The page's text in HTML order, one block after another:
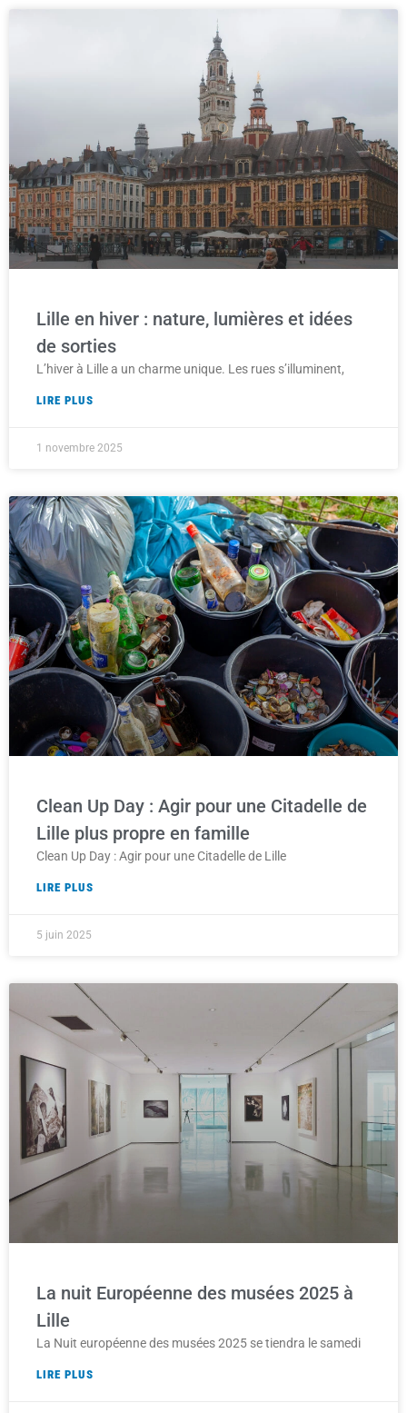
Lille en hiver : nature, lumières et idées
de sorties
L’hiver à Lille a un charme unique. Les rues s’illuminent,
LIRE PLUS
1 novembre 2025
Clean Up Day : Agir pour une Citadelle de
Lille plus propre en famille
Clean Up Day : Agir pour une Citadelle de Lille
LIRE PLUS
5 juin 2025
La nuit Européenne des musées 2025 à
Lille
La Nuit européenne des musées 2025 se tiendra le samedi
LIRE PLUS